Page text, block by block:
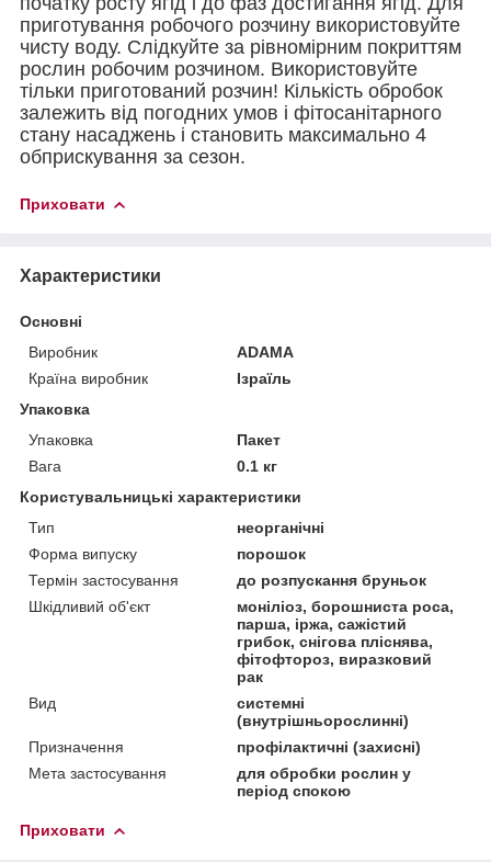
приготування робочого розчину використовуйте
чисту воду. Слідкуйте за рівномірним покриттям
рослин робочим розчином. Використовуйте
тільки приготований розчин! Кількість обробок
залежить від погодних умов і фітосанітарного
стану насаджень і становить максимально 4
обприскування за сезон.
Приховати
Характеристики
Основні
Виробник
ADAMA
Країна виробник
Ізраїль
Упаковка
Упаковка
Пакет
Вага
0.1 кг
Користувальницькі характеристики
Тип
неорганічні
Форма випуску
порошок
Термін застосування
до розпускання бруньок
Шкідливий об'єкт
моніліоз, борошниста роса,
парша, іржа, сажістий
грибок, снігова пліснява,
фітофтороз, виразковий
рак
Вид
системні
(внутрішньорослинні)
Призначення
профілактичні (захисні)
Мета застосування
для обробки рослин у
період спокою
Приховати